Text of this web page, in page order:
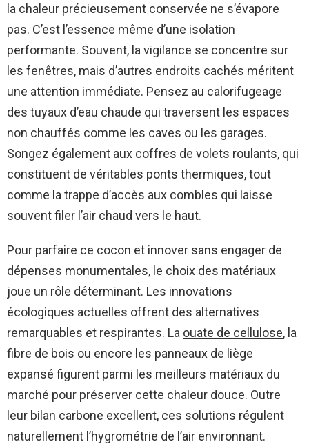
la chaleur précieusement conservée ne s’évapore
pas. C’est l’essence même d’une isolation
performante. Souvent, la vigilance se concentre sur
les fenêtres, mais d’autres endroits cachés méritent
une attention immédiate. Pensez au calorifugeage
des tuyaux d’eau chaude qui traversent les espaces
non chauffés comme les caves ou les garages.
Songez également aux coffres de volets roulants, qui
constituent de véritables ponts thermiques, tout
comme la trappe d’accès aux combles qui laisse
souvent filer l’air chaud vers le haut.
Pour parfaire ce cocon et innover sans engager de
dépenses monumentales, le choix des matériaux
joue un rôle déterminant. Les innovations
écologiques actuelles offrent des alternatives
remarquables et respirantes. La ouate de cellulose, la
fibre de bois ou encore les panneaux de liège
expansé figurent parmi les meilleurs matériaux du
marché pour préserver cette chaleur douce. Outre
leur bilan carbone excellent, ces solutions régulent
naturellement l’hygrométrie de l’air environnant.